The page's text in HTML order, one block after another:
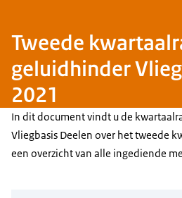
Tweede
geluidhinder
2021
In dit document vindt u de
Vliegbasis Deelen over het tweede
een overzicht van alle ingediende